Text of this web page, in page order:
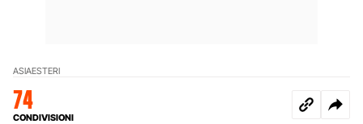
ASIAESTERI
74
CONDIVISIONI